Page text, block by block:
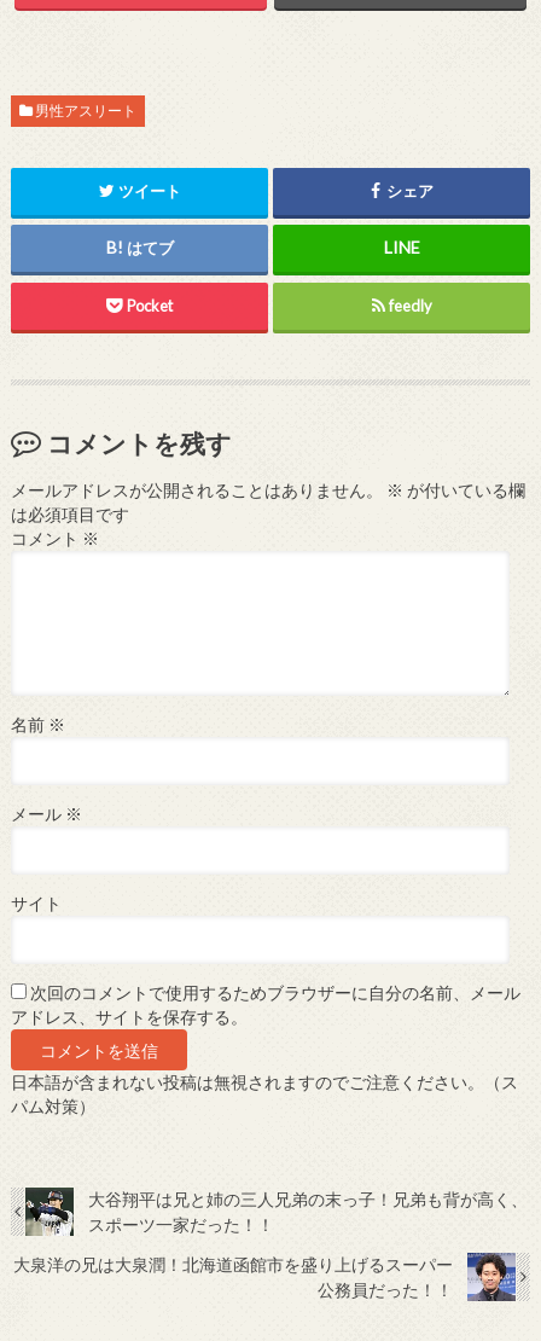
男性アスリート
ツイート シェア
はてブ
Pocket feedly
コメントを残す
メールアドレスが公開されることはありません。 ※ が付いている欄
は必須項目です
コメント ※
名前 ※
メール ※
サイト
次回のコメントで使用するためブラウザーに自分の名前、メール
アドレス、サイトを保存する。
日本語が含まれない投稿は無視されますのでご注意ください。（ス
パム対策）
大谷翔平は兄と姉の三人兄弟の末っ子！兄弟も背が高く、
スポーツ一家だった！！
大泉洋の兄は大泉潤！北海道函館市を盛り上げるスーパー
公務員だった！！